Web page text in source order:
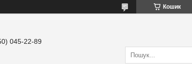
Кошик
045-22-89